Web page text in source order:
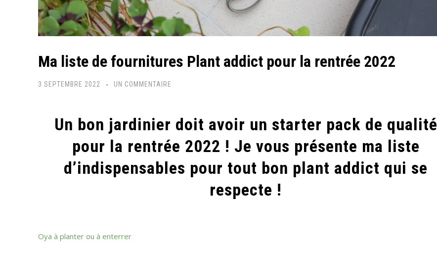
Ma liste de fournitures Plant addict pour la rentrée 2022
3 SEPTEMBRE 2022 UN COMMENTAIRE
DE
FOURNITURES
PLANT
ADDICT
Un bon jardinier doit avoir un starter pack de qualité
pour la rentrée 2022 ! Je vous présente ma liste
d’indispensables pour tout bon plant addict qui se
respecte !
Oya à planter ou à enterrer